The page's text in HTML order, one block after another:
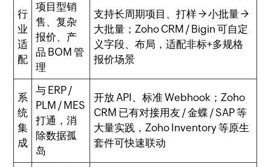
行
业
适
配
项目型销
售、复杂
报价、产
品 BOM 管
理
支持长周期项目、打样 → 小批量 →
大批量；Zoho CRM / Bigin 可自定
义字段、布局，适配非标+多规格
报价场景
系
统
集
成
与 ERP /
PLM / MES
打通，消
除数据孤
岛
开放 API、标准 Webhook；Zoho
CRM 已有对接用友 / 金蝶 / SAP 等
大量实践，Zoho Inventory 等原生
套件可快速联动